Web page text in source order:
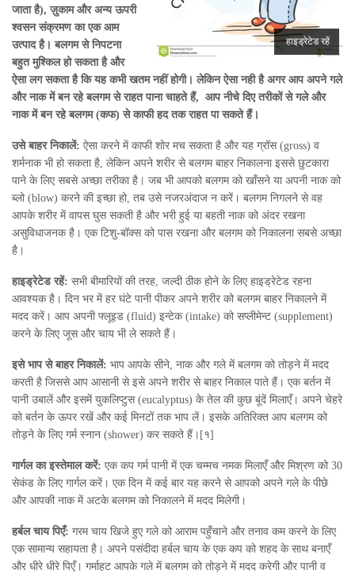
हाइड्रेटेड रहें
जाता है), ज़ुकाम और अन्य ऊपरी
श्वसन संक्रमण का एक आम
उत्पाद है। बलगम से निपटना
बहुत मुश्किल हो सकता है और
ऐसा लग सकता है कि यह कभी खतम नहीं होगी। लेकिन ऐसा नही है अगर आप अपने गले
और नाक में बन रहे बलगम से राहत पाना चाहते हैं, आप नीचे दिए तरीकों से गले और
नाक में बन रहे बलगम (कफ) से काफी हद तक राहत पा सकते हैं।
उसे बाहर निकालें: ऐसा करने में काफी शोर मच सकता है और यह ग्रॉस (gross) व
शर्मनाक भी हो सकता है, लेकिन अपने शरीर से बलगम बाहर निकालना इससे छुटकारा
पाने के लिए सबसे अच्छा तरीका है। जब भी आपको बलगम को खाँसने या अपनी नाक को
ब्लो (blow) करने की इच्छा हो, तब उसे नजरअंदाज न करें। बलगम निगलने से वह
आपके शरीर में वापस घुस सकती है और भरी हुई या बहती नाक को अंदर रखना
असुविधाजनक है। एक टिशु-बॉक्स को पास रखना और बलगम को निकालना सबसे अच्छा
है।
हाइड्रेटेड रहें: सभी बीमारियों की तरह, जल्दी ठीक होने के लिए हाइड्रेटेड रहना
आवश्यक है। दिन भर में हर घंटे पानी पीकर अपने शरीर को बलगम बाहर निकालने में
मदद करें। आप अपनी फ्लूइड (fluid) इन्टेक (intake) को सप्लीमेन्ट (supplement)
करने के लिए जूस और चाय भी ले सकते हैं।
इसे भाप से बाहर निकालें: भाप आपके सीने, नाक और गले में बलगम को तोड़ने में मदद
करती है जिससे आप आसानी से इसे अपने शरीर से बाहर निकाल पाते हैं। एक बर्तन में
पानी उबालें और इसमें युकलिप्टुस (eucalyptus) के तेल की कुछ बूंदें मिलाएँ। अपने चेहरे
को बर्तन के ऊपर रखें और कई मिनटों तक भाप लें। इसके अतिरिक्त आप बलगम को
तोड़ने के लिए गर्म स्नान (shower) कर सकते हैं।[१]
गार्गल का इस्तेमाल करें: एक कप गर्म पानी में एक चम्मच नमक मिलाएँ और मिश्रण को 30
सेकंड के लिए गार्गल करें। एक दिन में कई बार यह करने से आपको अपने गले के पीछे
और आपकी नाक में अटके बलगम को निकालने में मदद मिलेगी।
हर्बल चाय पिएँ: गरम चाय खिजे हुए गले को आराम पहुँचाने और तनाव कम करने के लिए
एक सामान्य सहायता है। अपने पसंदीदा हर्बल चाय के एक कप को शहद के साथ बनाएँ
और धीरे धीरे पिएँ। गर्माहट आपके गले में बलगम को तोड़ने में मदद करेगी और पानी व